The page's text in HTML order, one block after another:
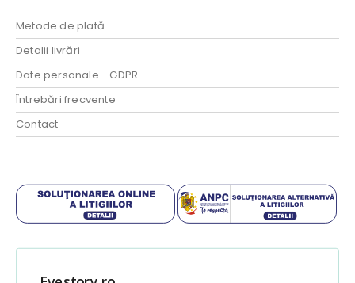
Metode de plată
Detalii livrări
Date personale - GDPR
Întrebări frecvente
Contact